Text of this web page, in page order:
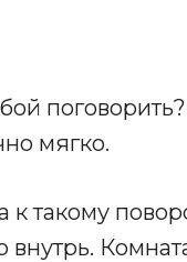
мягко.
к такому
внутрь.